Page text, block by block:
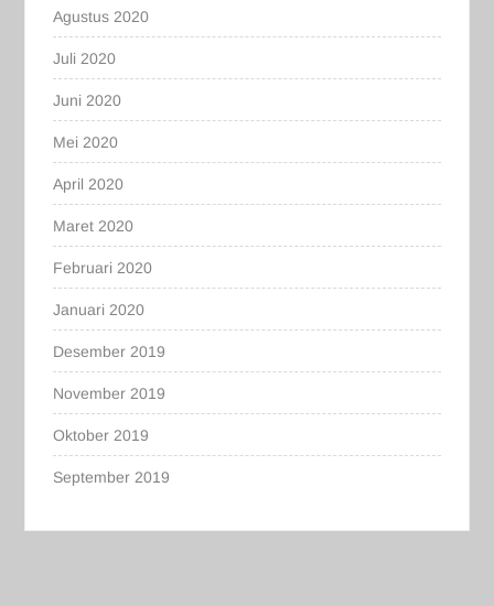
Agustus 2020
Juli 2020
Juni 2020
Mei 2020
April 2020
Maret 2020
Februari 2020
Januari 2020
Desember 2019
November 2019
Oktober 2019
September 2019